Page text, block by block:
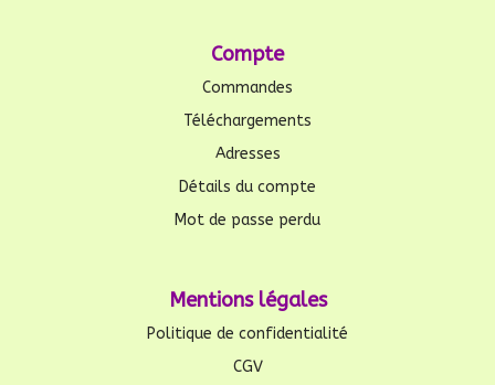
Compte
Commandes
Téléchargements
Adresses
Détails du compte
Mot de passe perdu
Mentions légales
Politique de confidentialité
CGV